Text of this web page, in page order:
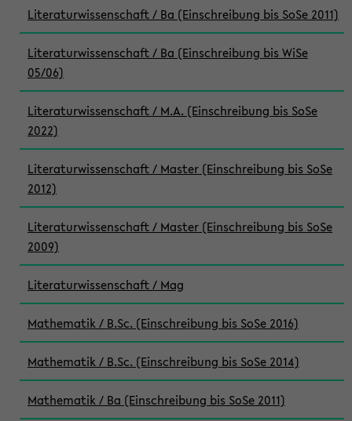
Literaturwissenschaft / Ba (Einschreibung bis SoSe 2011)
Literaturwissenschaft / Ba (Einschreibung bis WiSe
05/06)
Literaturwissenschaft / M.A. (Einschreibung bis SoSe
2022)
Literaturwissenschaft / Master (Einschreibung bis SoSe
2012)
Literaturwissenschaft / Master (Einschreibung bis SoSe
2009)
Literaturwissenschaft / Mag
Mathematik / B.Sc. (Einschreibung bis SoSe 2016)
Mathematik / B.Sc. (Einschreibung bis SoSe 2014)
Mathematik / Ba (Einschreibung bis SoSe 2011)